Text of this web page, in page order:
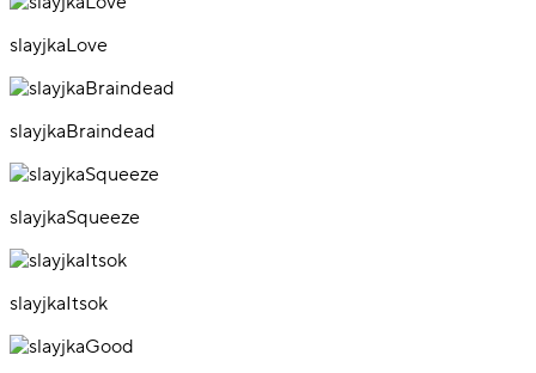
slayjkaLove
slayjkaBraindead
slayjkaSqueeze
slayjkaItsok